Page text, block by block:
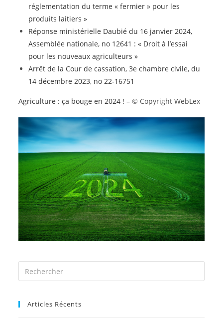
réglementation du terme « fermier » pour les
produits laitiers »
Réponse ministérielle Daubié du 16 janvier 2024,
Assemblée nationale, no 12641 : « Droit à l’essai
pour les nouveaux agriculteurs »
Arrêt de la Cour de cassation, 3e chambre civile, du
14 décembre 2023, no 22-16751
Agriculture : ça bouge en 2024 ! – © Copyright WebLex
Articles Récents